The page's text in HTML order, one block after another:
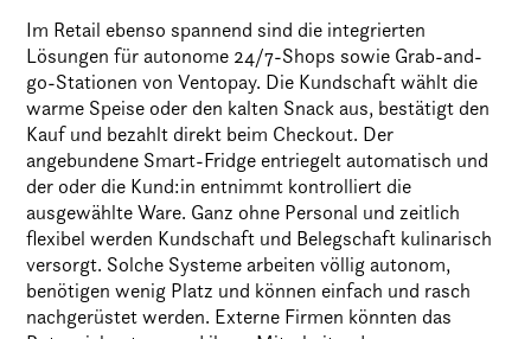
Im Retail ebenso spannend sind die integrierten
Lösungen für autonome 24/7-Shops sowie Grab-and-
go-Stationen von Ventopay. Die Kundschaft wählt die
warme Speise oder den kalten Snack aus, bestätigt den
Kauf und bezahlt direkt beim Checkout. Der
angebundene Smart-Fridge entriegelt automatisch und
der oder die Kund:in entnimmt kontrolliert die
ausgewählte Ware. Ganz ohne Personal und zeitlich
flexibel werden Kundschaft und Belegschaft kulinarisch
versorgt. Solche Systeme arbeiten völlig autonom,
benötigen wenig Platz und können einfach und rasch
nachgerüstet werden. Externe Firmen könnten das